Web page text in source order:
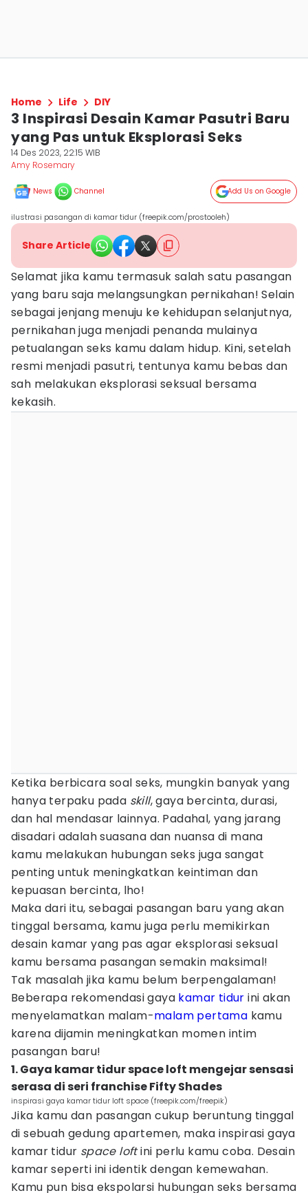
Home Life DIY
3 Inspirasi Desain Kamar Pasutri Baru
yang Pas untuk Eksplorasi Seks
14 Des 2023, 22:15 WIB
Amy Rosemary
News Channel Add Us on Google
ilustrasi pasangan di kamar tidur (freepik.com/prostooleh)
Share Article
Selamat jika kamu termasuk salah satu pasangan
yang baru saja melangsungkan pernikahan! Selain
sebagai jenjang menuju ke kehidupan selanjutnya,
pernikahan juga menjadi penanda mulainya
petualangan seks kamu dalam hidup. Kini, setelah
resmi menjadi pasutri, tentunya kamu bebas dan
sah melakukan eksplorasi seksual bersama
kekasih.
Ketika berbicara soal seks, mungkin banyak yang
hanya terpaku pada skill, gaya bercinta, durasi,
dan hal mendasar lainnya. Padahal, yang jarang
disadari adalah suasana dan nuansa di mana
kamu melakukan hubungan seks juga sangat
penting untuk meningkatkan keintiman dan
kepuasan bercinta, lho!
Maka dari itu, sebagai pasangan baru yang akan
tinggal bersama, kamu juga perlu memikirkan
desain kamar yang pas agar eksplorasi seksual
kamu bersama pasangan semakin maksimal!
Tak masalah jika kamu belum berpengalaman!
Beberapa rekomendasi gaya kamar tidur ini akan
menyelamatkan malam-malam pertama kamu
karena dijamin meningkatkan momen intim
pasangan baru!
1. Gaya kamar tidur space loft mengejar sensasi
serasa di seri franchise Fifty Shades
inspirasi gaya kamar tidur loft space (freepik.com/freepik)
Jika kamu dan pasangan cukup beruntung tinggal
di sebuah gedung apartemen, maka inspirasi gaya
kamar tidur space loftini perlu kamu coba. Desain
kamar seperti ini identik dengan kemewahan.
Kamu pun bisa ekspolarsi hubungan seks bersama